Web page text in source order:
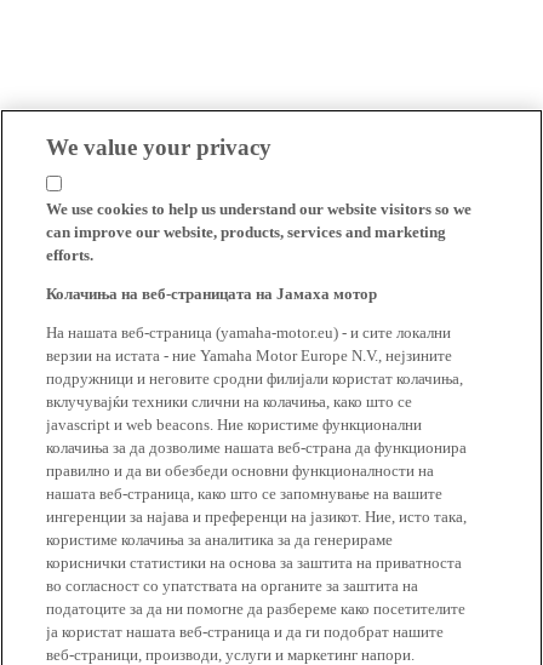
We value your privacy
We use cookies to help us understand our website visitors so we
can improve our website, products, services and marketing
efforts.
Колачиња на веб-страницата на Јамаха мотор
На нашата веб-страница (yamaha-motor.eu) - и сите локални
верзии на истата - ние Yamaha Motor Europe N.V., нејзините
подружници и неговите сродни филијали користат колачиња,
вклучувајќи техники слични на колачиња, како што се
javascript и web beacons. Ние користиме функционални
колачиња за да дозволиме нашата веб-страна да функционира
правилно и да ви обезбеди основни функционалности на
нашата веб-страница, како што се запомнување на вашите
ингеренции за најава и преференци на јазикот. Ние, исто така,
користиме колачиња за аналитика за да генерираме
кориснички статистики на основа за заштита на приватноста
во согласност со упатствата на органите за заштита на
податоците за да ни помогне да разбереме како посетителите
ја користат нашата веб-страница и да ги подобрат нашите
веб-страници, производи, услуги и маркетинг напори.